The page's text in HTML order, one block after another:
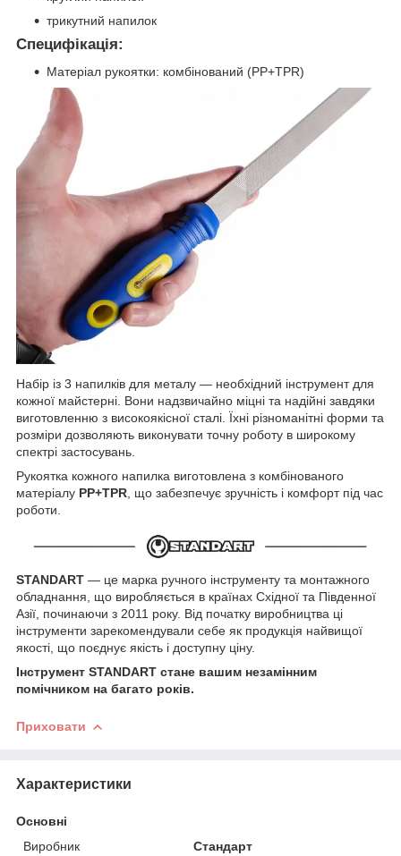
трикутний напилок
Специфікація:
Матеріал рукоятки: комбінований (PP+TPR)
Набір із 3 напилків для металу — необхідний інструмент для
кожної майстерні. Вони надзвичайно міцні та надійні завдяки
виготовленню з високоякісної сталі. Їхні різноманітні форми та
розміри дозволяють виконувати точну роботу в широкому
спектрі застосувань.
Рукоятка кожного напилка виготовлена з комбінованого
матеріалу PP+TPR , що забезпечує зручність і комфорт під час
роботи.
STANDART — це марка ручного інструменту та монтажного
обладнання, що виробляється в країнах Східної та Південної
Азії, починаючи з 2011 року. Від початку виробництва ці
інструменти зарекомендували себе як продукція найвищої
якості, що поєднує якість і доступну ціну.
Інструмент STANDART стане вашим незамінним
помічником на багато років.
Приховати
Характеристики
Основні
Виробник
Стандарт